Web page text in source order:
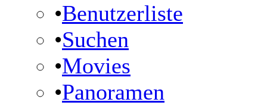
•Benutzerliste
•Suchen
•Movies
•Panoramen